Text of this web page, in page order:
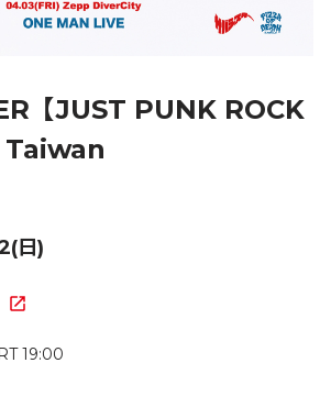
【JUST PUNK ROCK
Taiwan
日)
19:00